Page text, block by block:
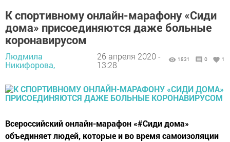
К спортивному онлайн-марафону «Сиди
дома» присоединяются даже больные
коронавирусом
Людмила
Никифорова,
26 апреля 2020 -
13:28
1831 0 1
Всероссийский онлайн-марафон «#Сиди дома»
объединяет людей, которые и во время самоизоляции